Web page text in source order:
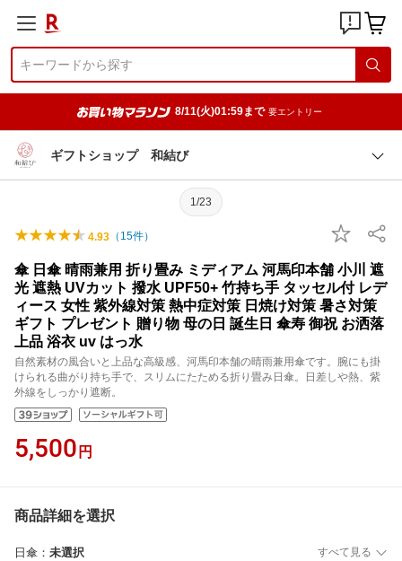
8/11(火)01:59まで 要エントリー
ギフトショップ 和結び
1/23
4.93 （ 15件）
傘 日傘 晴雨兼用 折り畳み ミディアム 河馬印本舗 小川 遮
光 遮熱 UVカット 撥水 UPF50+ 竹持ち手 タッセル付 レデ
ィース 女性 紫外線対策 熱中症対策 日焼け対策 暑さ対策
ギフト プレゼント 贈り物 母の日 誕生日 傘寿 御祝 お洒落
上品 浴衣 uv はっ水
自然素材の風合いと上品な高級感、河馬印本舗の晴雨兼用傘です。腕にも掛
けられる曲がり持ち手で、スリムにたためる折り畳み日傘。日差しや熱、紫
外線をしっかり遮断。
5,500 円
商品詳細を選択
日傘 ： 未選択 すべて見る